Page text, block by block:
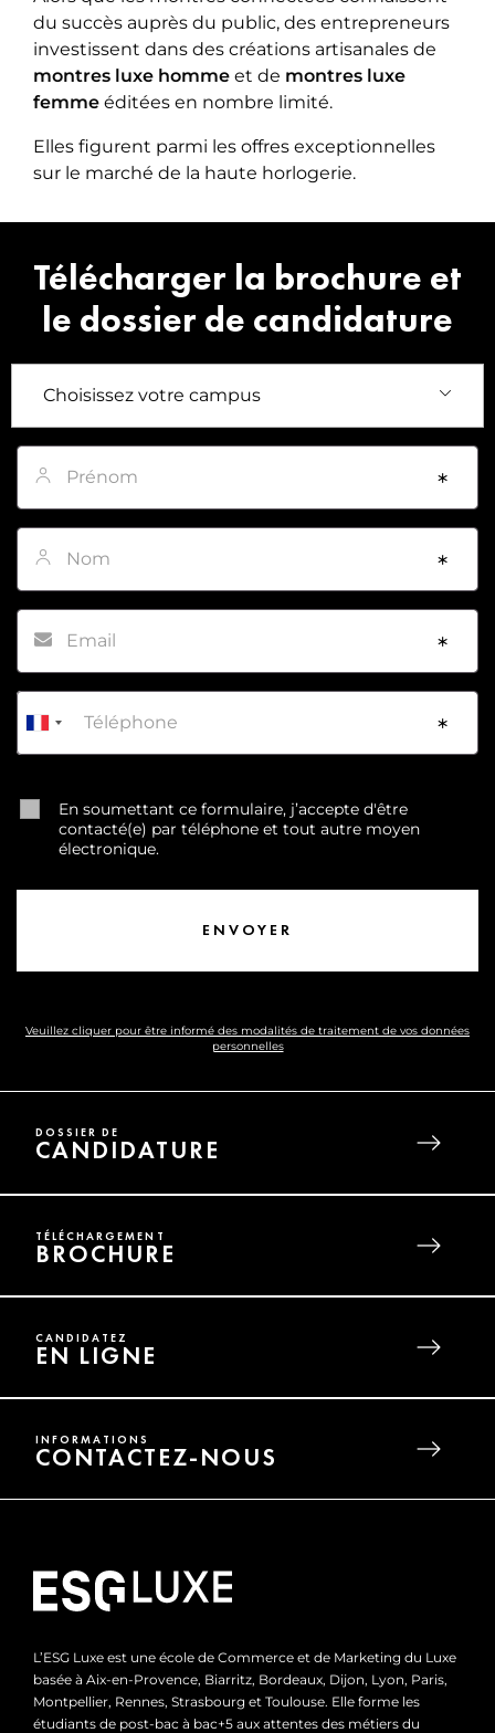
du succès auprès du public, des entrepreneurs
investissent dans des créations artisanales de
montres luxe homme et de montres luxe
femme éditées en nombre limité.
Elles figurent parmi les offres exceptionnelles
sur le marché de la haute horlogerie.
Télécharger la brochure et
le dossier de candidature
Prénom*
Nom*
Email*
En soumettant ce formulaire, j’accepte d'être
contacté(e) par téléphone et tout autre moyen
électronique.
Veuillez cliquer pour être informé des modalités de traitement de vos données
personnelles
DOSSIER DE
CANDIDATURE
TÉLÉCHARGEMENT
BROCHURE
CANDIDATEZ
EN LIGNE
INFORMATIONS
CONTACTEZ-NOUS
L’ESG Luxe est une école de Commerce et de Marketing du Luxe
basée à Aix-en-Provence, Biarritz, Bordeaux, Dijon, Lyon, Paris,
Montpellier, Rennes, Strasbourg et Toulouse. Elle forme les
étudiants de post-bac à bac+5 aux attentes des métiers du